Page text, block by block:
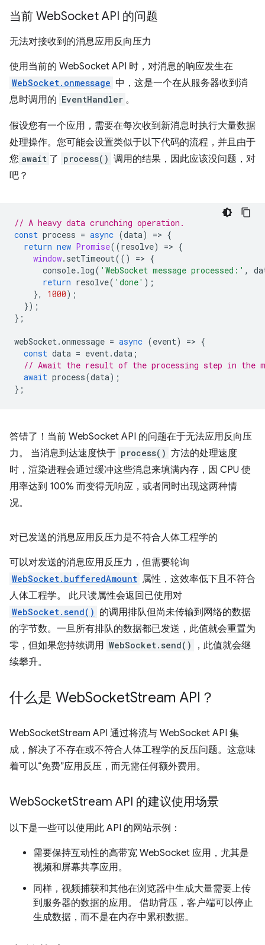
当前 WebSocket API 的问题
无法对接收到的消息应用反向压力
使用当前的 WebSocket API 时，对消息的响应发生在
WebSocket.onmessage 中，这是一个在从服务器收到消
息时调用的 EventHandler 。
假设您有一个应用，需要在每次收到新消息时执行大量数据
处理操作。您可能会设置类似于以下代码的流程，并且由于
您 await 了 process() 调用的结果，因此应该没问题，对
吧？
// A heavy data crunching operation.
const process = async (data) => {
return new Promise((resolve) => {
window. setTimeout(() => {
console. log( 'WebSocket message processed:' ,
return resolve( 'done' );
},
1000);
});
};
webSocket.onmessage = async (event) => {
const data = event.data ;
// Await the result of the processing step in the
await process(data);
};
答错了！当前 WebSocket API 的问题在于无法应用反向压
力。 当消息到达速度快于 process() 方法的处理速度
时，渲染进程会通过缓冲这些消息来填满内存，因 CPU 使
用率达到 100% 而变得无响应，或者同时出现这两种情
况。
对已发送的消息应用反压力是不符合人体工程学的
可以对发送的消息应用反压力，但需要轮询
WebSocket.bufferedAmount 属性，这效率低下且不符合
人体工程学。 此只读属性会返回已使用对
WebSocket.send() 的调用排队但尚未传输到网络的数据
的字节数。一旦所有排队的数据都已发送，此值就会重置为
零，但如果您持续调用 WebSocket.send()
，此值就会继
续攀升。
什么是 WebSocketStream API？
WebSocketStream API 通过将流与 WebSocket API 集
成，解决了不存在或不符合人体工程学的反压问题。这意味
着可以“免费”应用反压，而无需任何额外费用。
WebSocketStream API 的建议使用场景
以下是一些可以使用此 API 的网站示例：
需要保持互动性的高带宽 WebSocket 应用，尤其是
视频和屏幕共享应用。
同样，视频捕获和其他在浏览器中生成大量需要上传
到服务器的数据的应用。 借助背压，客户端可以停止
生成数据，而不是在内存中累积数据。